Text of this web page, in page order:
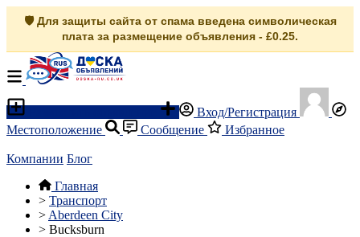
🛡️ Для защиты сайта от спама введена символическая
плата за размещение объявления - £0.25.
Вход/Регистрация
Местоположение
Сообщение Избранное
Компании Блог
Главная
> Транспорт
> Aberdeen City
> Bucksburn